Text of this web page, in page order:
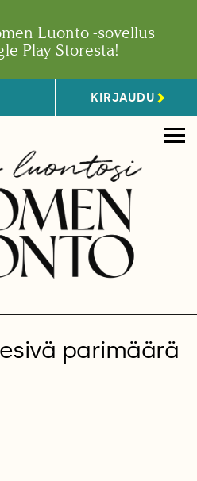
Luonto -sovellus
Play Storesta!
KIRJAUDU
parimäärä